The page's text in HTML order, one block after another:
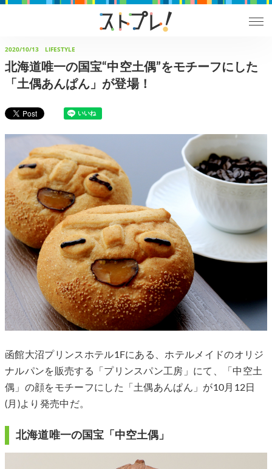
2020/10/13 LIFESTYLE
北海道唯一の国宝“中空土偶”をモチーフにした
「土偶あんぱん」が登場！
函館大沼プリンスホテル1Fにある、ホテルメイドのオリジ
ナルパンを販売する「プリンスパン工房」にて、「中空土
偶」の顔をモチーフにした「土偶あんぱん」が10月12日
(月)より発売中だ。
北海道唯一の国宝「中空土偶」